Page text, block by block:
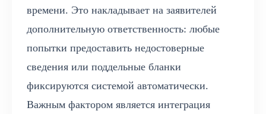
времени. Это накладывает на заявителей
дополнительную ответственность: любые
попытки предоставить недостоверные
сведения или поддельные бланки
фиксируются системой автоматически.
Важным фактором является интеграция